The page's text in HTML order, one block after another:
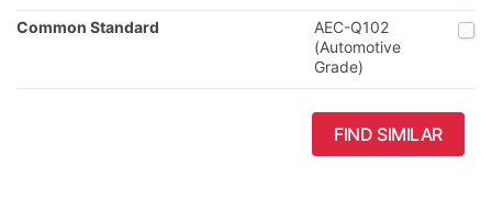
Common Standard
AEC-Q102
(Automotive
Grade)
FIND SIMILAR